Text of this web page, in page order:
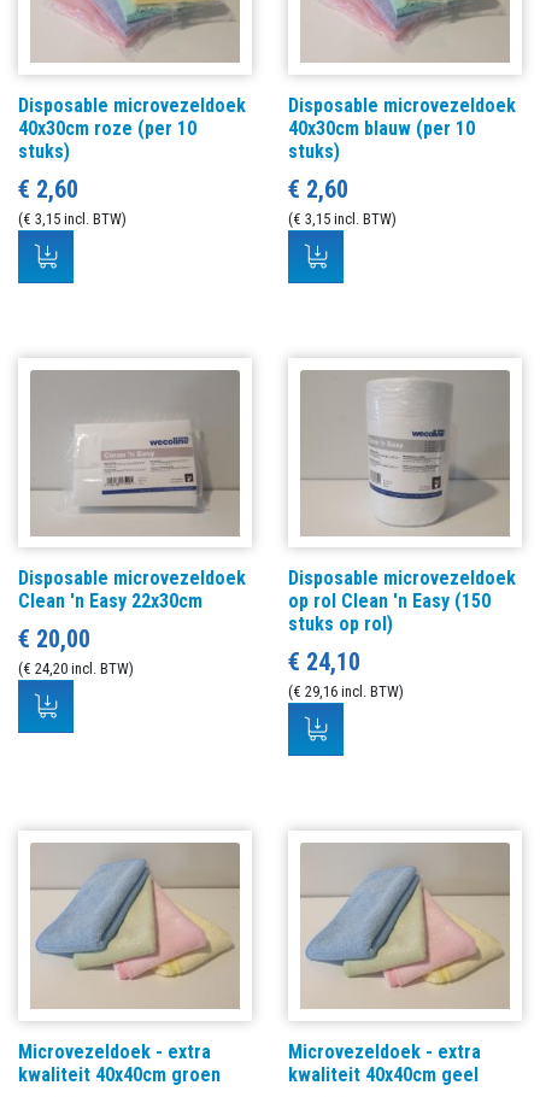
Disposable microvezeldoek
40x30cm roze (per 10
stuks)
€ 2,60
(€ 3,15 incl. BTW)
Disposable microvezeldoek
40x30cm blauw (per 10
stuks)
€ 2,60
(€ 3,15 incl. BTW)
Disposable microvezeldoek
Clean 'n Easy 22x30cm
€ 20,00
(€ 24,20 incl. BTW)
Disposable microvezeldoek
op rol Clean 'n Easy (150
stuks op rol)
€ 24,10
(€ 29,16 incl. BTW)
Microvezeldoek - extra
kwaliteit 40x40cm groen
Microvezeldoek - extra
kwaliteit 40x40cm geel